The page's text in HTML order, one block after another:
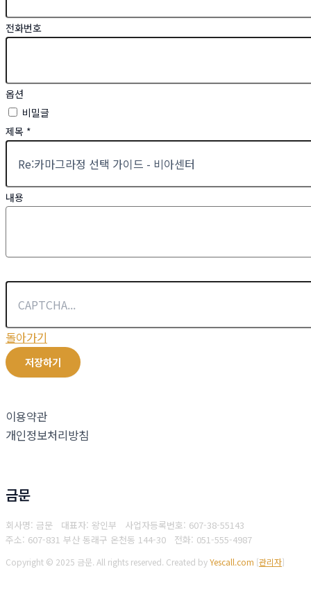
전화번호
옵션
비밀글
제목 *
내용
돌아가기
저장하기
이용약관
개인정보처리방침
금문
회사명: 금문 대표자: 왕인부 사업자등록번호: 607-38-55143
주소: 607-831 부산 동래구 온천동 144-30 전화: 051-555-4987
Copyright © 2025 금문. All rights reserved. Created byYescall.com [관리자]